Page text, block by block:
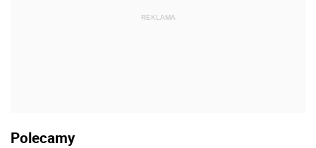
REKLAMA
Polecamy